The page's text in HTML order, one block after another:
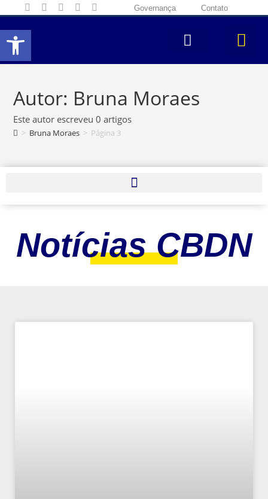
Abrir a barra de ferramentas
Governança Contato
Autor: Bruna Moraes
Este autor escreveu 0 artigos
> Bruna Moraes > Página 3
Notícias CBDN